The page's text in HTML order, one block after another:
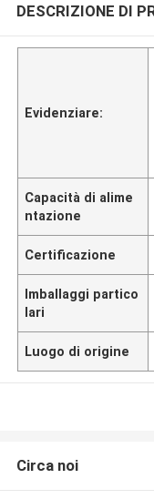
DESCRIZIONE DI
Evidenziare:
Capacità di alime
ntazione
Certificazione
Imballaggi partico
lari
Luogo di origine
Circa noi